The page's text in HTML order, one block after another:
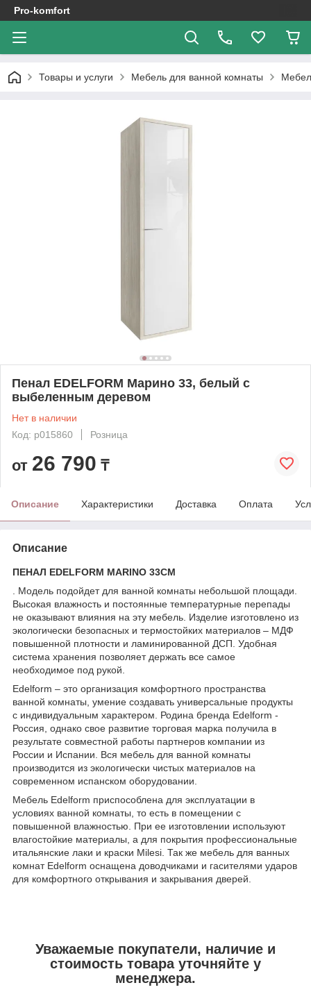
Pro-komfort
Товары и услуги Мебель для ванной комнаты
Пенал EDELFORM Марино 33, белый с
выбеленным деревом
Нет в наличии
Код: p015860
Розница
от 26 790 ₸
Описание Характеристики Доставка Оплата
Описание
ПЕНАЛ EDELFORM MARINO 33СМ
. Модель подойдет для ванной комнаты небольшой площади.
Высокая влажность и постоянные температурные перепады
не оказывают влияния на эту мебель. Изделие изготовлено из
экологически безопасных и термостойких материалов – МДФ
повышенной плотности и ламинированной ДСП. Удобная
система хранения позволяет держать все самое
необходимое под рукой.
Edelform – это организация комфортного пространства
ванной комнаты, умение создавать универсальные продукты
с индивидуальным характером. Родина бренда Edelform -
Россия, однако свое развитие торговая марка получила в
результате совместной работы партнеров компании из
России и Испании. Вся мебель для ванной комнаты
производится из экологически чистых материалов на
современном испанском оборудовании.
Мебель Edelform приспособлена для эксплуатации в
условиях ванной комнаты, то есть в помещении с
повышенной влажностью. При ее изготовлении используют
влагостойкие материалы, а для покрытия профессиональные
итальянские лаки и краски Milesi. Так же мебель для ванных
комнат Edelform оснащена доводчиками и гасителями ударов
для комфортного открывания и закрывания дверей.
Уважаемые покупатели, наличие и
стоимость товара уточняйте у
менеджера.